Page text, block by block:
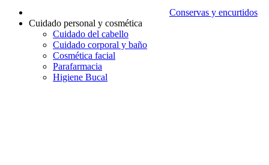
Conservas y encurtidos
Cuidado personal y cosmética
Cuidado del cabello
Cuidado corporal y baño
Cosmética facial
Parafarmacia
Higiene Bucal